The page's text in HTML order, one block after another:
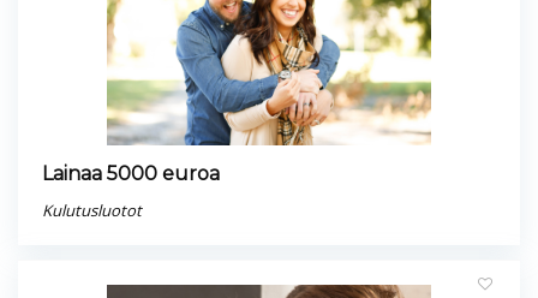
Lainaa 5000 euroa
Kulutusluotot